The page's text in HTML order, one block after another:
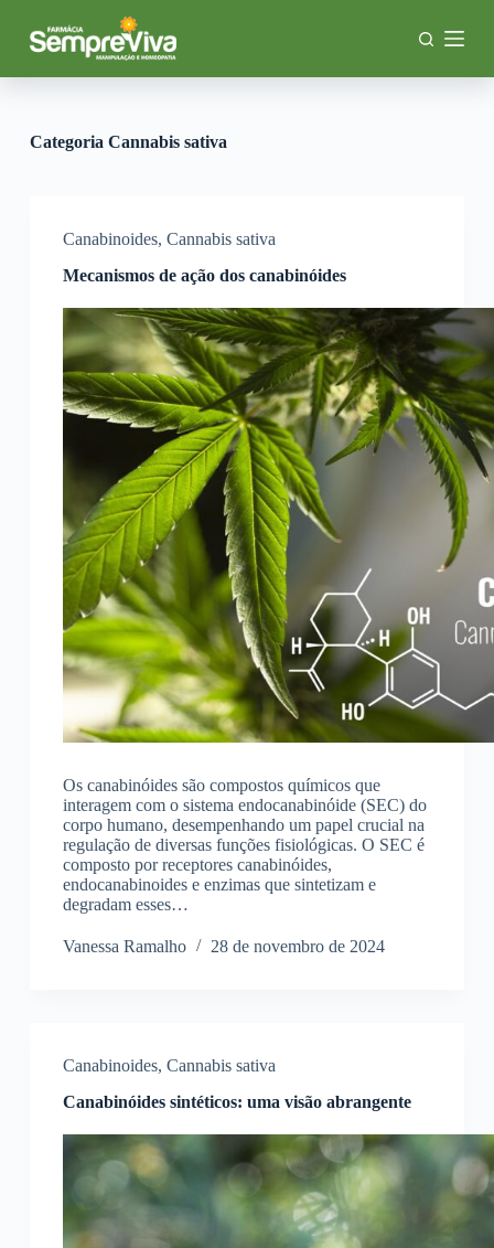
u
a
Categoria Cannabis sativa
Canabinoides, Cannabis sativa
Mecanismos de ação dos canabinóides
Os canabinóides são compostos químicos que
interagem com o sistema endocanabinóide (SEC) do
corpo humano, desempenhando um papel crucial na
regulação de diversas funções fisiológicas. O SEC é
composto por receptores canabinóides,
endocanabinoides e enzimas que sintetizam e
degradam esses…
Vanessa Ramalho 28 de novembro de 2024
Canabinoides, Cannabis sativa
Canabinóides sintéticos: uma visão abrangente